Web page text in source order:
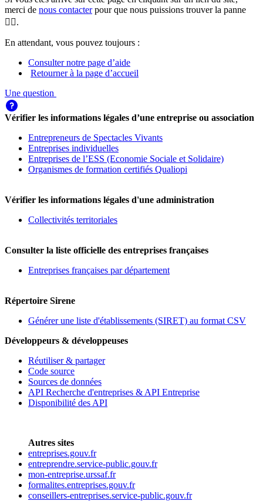
merci de nous contacterpour que nous puissions trouver la panne
🕵️‍♀️.
En attendant, vous pouvez toujours :
Consulter notre page d’aide
Retourner à la page d’accueil
Une question
Vérifier les informations légales d’une entreprise ou association
Entrepreneurs de Spectacles Vivants
Entreprises individuelles
Entreprises de l’ESS (Economie Sociale et Solidaire)
Organismes de formation certifiés Qualiopi
Vérifier les informations légales d'une administration
Collectivités territoriales
Consulter la liste officielle des entreprises françaises
Entreprises françaises par département
Répertoire Sirene
Générer une liste d'établissements (SIRET) au format CSV
Développeurs & développeuses
Réutiliser & partager
Code source
Sources de données
API Recherche d'entreprises & API Entreprise
Disponibilité des API
Autres sites
entreprises.gouv.fr
entreprendre.service-public.gouv.fr
mon-entreprise.urssaf.fr
formalites.entreprises.gouv.fr
conseillers-entreprises.service-public.gouv.fr